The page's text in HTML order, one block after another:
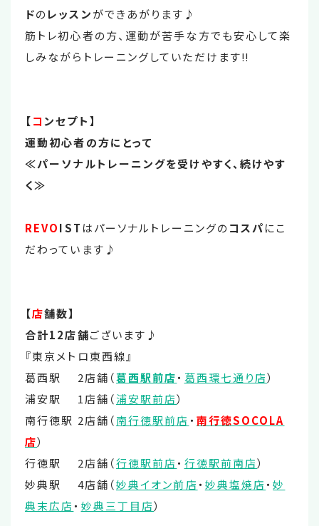
ドのレッスンができあがります♪
筋トレ初心者の方、運動が苦手な方でも安心して楽
しみながらトレーニングしていただけます‼
【コ ンセプト】
運動初心者の方にとって
≪パーソナルトレーニングを受けやすく、続けやす
く≫
REVOIST はパーソナルトレーニングのコスパにこ
だわっています♪
【店舗数】
合計12店舗ございます♪
『東京メトロ東西線』
葛西駅 2店舗（葛西駅前店・ 葛西環七通り店）
浦安駅 1店舗（浦安駅前店）
南行徳駅 2店舗（南行徳駅前店 ・ 南行徳SOCOLA
店）
行徳駅 2店舗（行徳駅前店 ・ 行徳駅前南店）
妙典駅 4店舗（妙典イオン前店 ・ 妙典塩焼店 ・妙
典末広店 ・ 妙典三丁目店）